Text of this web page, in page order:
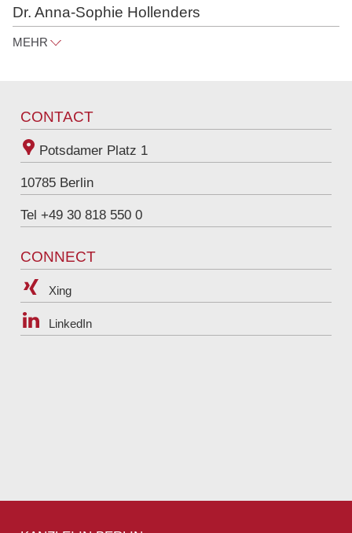
Dr. Anna-Sophie Hollenders
MEHR
Tel +49 30 818 550 353
CONTACT
Potsdamer Platz 1
10785 Berlin
Tel +49 30 818 550 0
CONNECT
Xing
LinkedIn